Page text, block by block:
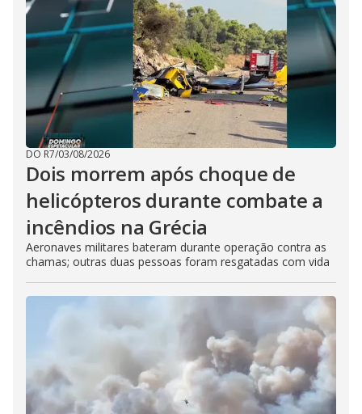
DO R7/03/08/2026
Dois morrem após choque de
helicópteros durante combate a
incêndios na Grécia
Aeronaves militares bateram durante operação contra as
chamas; outras duas pessoas foram resgatadas com vida